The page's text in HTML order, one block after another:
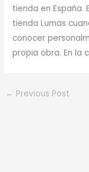
tienda en
tienda Lumas
conocer
propia obra. En la
← Previous Post